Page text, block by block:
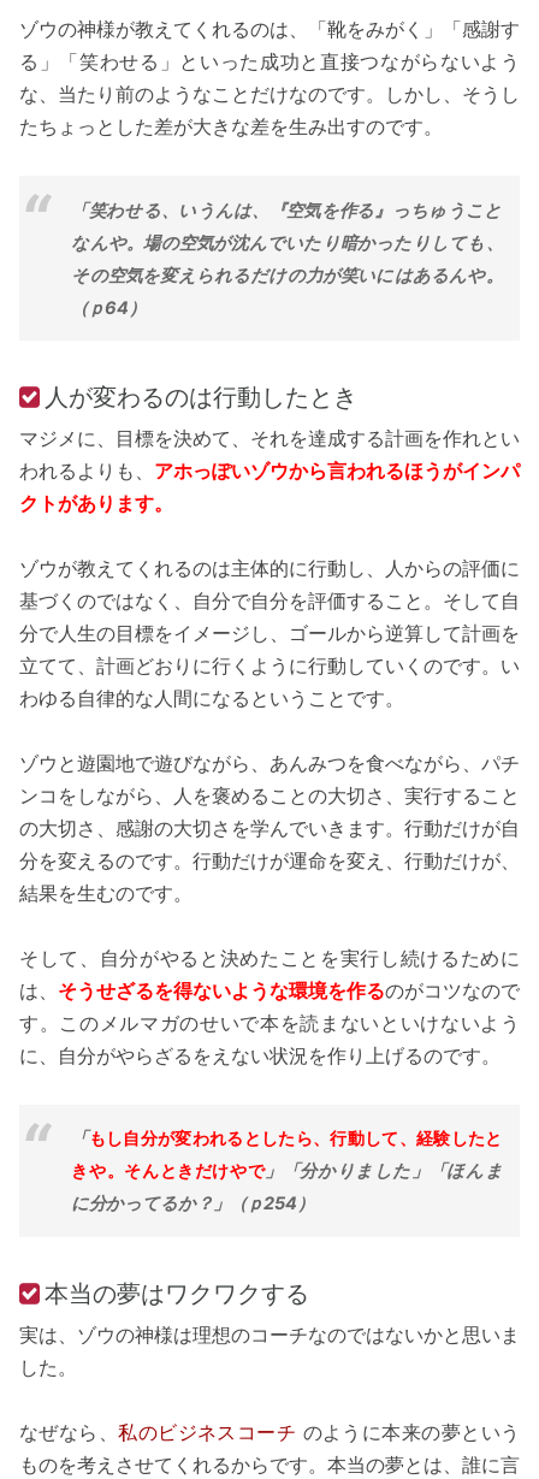
ゾウの神様が教えてくれるのは、「靴をみがく」「感謝す
る」「笑わせる」といった成功と直接つながらないよう
な、当たり前のようなことだけなのです。しかし、そうし
たちょっとした差が大きな差を生み出すのです。
「笑わせる、いうんは、『空気を作る』っちゅうこと
なんや。場の空気が沈んでいたり暗かったりしても、
その空気を変えられるだけの力が笑いにはあるんや。
（ｐ64）
人が変わるのは行動したとき
マジメに、目標を決めて、それを達成する計画を作れとい
われるよりも、 アホっぽいゾウから言われるほうがインパ
クトがあります。
ゾウが教えてくれるのは主体的に行動し、人からの評価に
基づくのではなく、自分で自分を評価すること。そして自
分で人生の目標をイメージし、ゴールから逆算して計画を
立てて、計画どおりに行くように行動していくのです。い
わゆる自律的な人間になるということです。
ゾウと遊園地で遊びながら、あんみつを食べながら、パチ
ンコをしながら、人を褒めることの大切さ、実行すること
の大切さ、感謝の大切さを学んでいきます。行動だけが自
分を変えるのです。行動だけが運命を変え、行動だけが、
結果を生むのです。
そして、自分がやると決めたことを実行し続けるために
は、 そうせざるを得ないような環境を作るのがコツなので
す。このメルマガのせいで本を読まないといけないよう
に、自分がやらざるをえない状況を作り上げるのです。
「もし自分が変われるとしたら、行動して、経験したと
きや。そんときだけやで」「分かりました」「ほんま
に分かってるか？」（ｐ254）
本当の夢はワクワクする
実は、ゾウの神様は理想のコーチなのではないかと思いま
した。
なぜなら、私のビジネスコーチ のように本来の夢という
ものを考えさせてくれるからです。本当の夢とは、誰に言